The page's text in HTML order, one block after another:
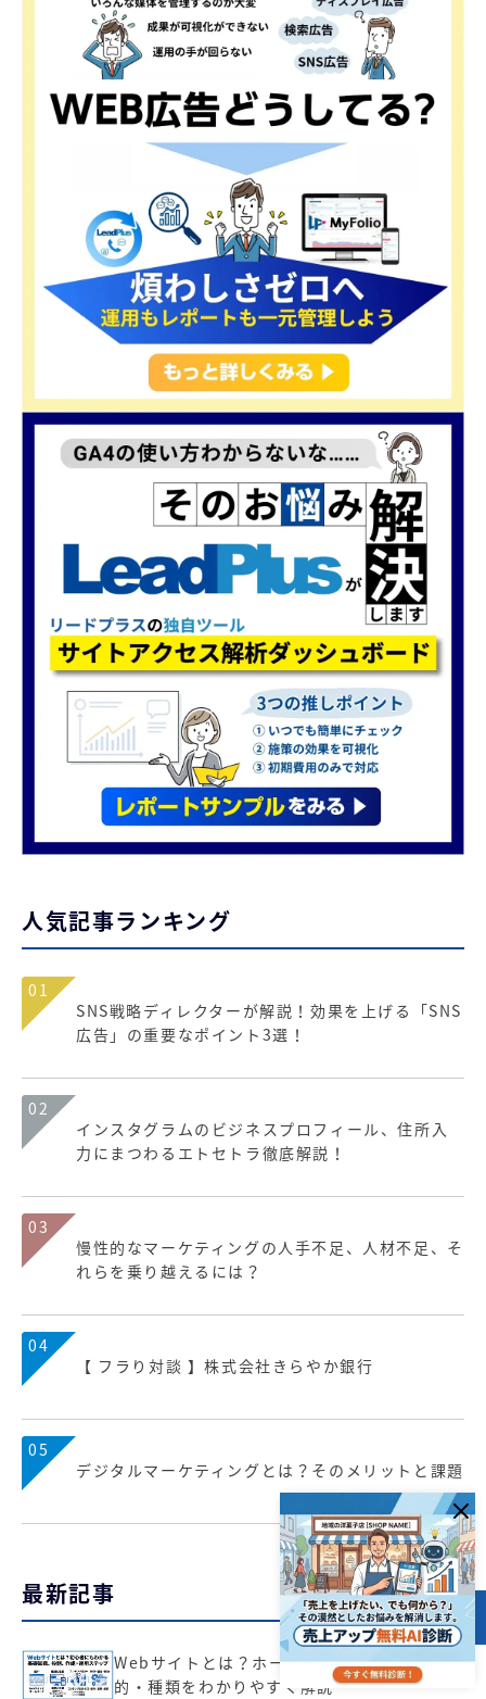
人気記事ランキング
01
SNS戦略ディレクターが解説！効果を上げる「SNS
広告」の重要なポイント3選！
02
インスタグラムのビジネスプロフィール、住所入
力にまつわるエトセトラ徹底解説！
03
慢性的なマーケティングの人手不足、人材不足、そ
れらを乗り越えるには？
04
【 フラり対談 】株式会社きらやか銀行
05
デジタルマーケティングとは？そのメリットと課題
最新記事
Webサイトとは？ホームページとの違いや目
的・種類をわかりやすく解説
目次